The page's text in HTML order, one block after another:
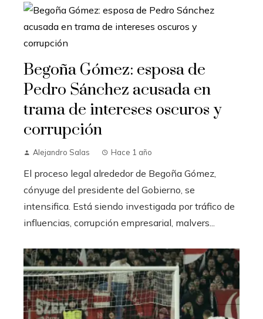
Begoña Gómez: esposa de
Pedro Sánchez acusada en
trama de intereses oscuros y
corrupción
Alejandro Salas Hace 1 año
El proceso legal alrededor de Begoña Gómez,
cónyuge del presidente del Gobierno, se
intensifica. Está siendo investigada por tráfico de
influencias, corrupción empresarial, malvers...